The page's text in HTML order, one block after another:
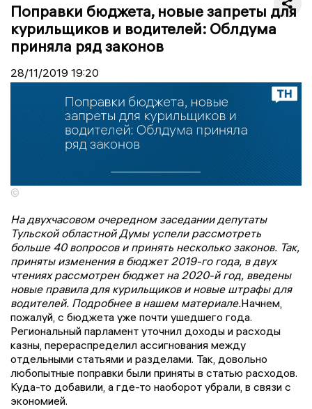
Поправки бюджета, новые запреты для
курильщиков и водителей: Облдума
приняла ряд законов
28/11/2019 19:20
©
На двухчасовом очередном заседании депутаты
Тульской областной Думы успели рассмотреть
больше 40 вопросов и принять несколько законов. Так,
приняты изменения в бюджет 2019-го года, в двух
чтениях рассмотрен бюджет на 2020-й год, введены
новые правила для курильщиков и новые штрафы для
водителей. Подробнее в нашем материале.Начнем,
пожалуй, с бюджета уже почти ушедшего года.
Региональный парламент уточнил доходы и расходы
казны, перераспределил ассигнования между
отдельными статьями и разделами. Так, довольно
любопытные поправки были приняты в статью расходов.
Куда-то добавили, а где-то наоборот убрали, в связи с
экономией.